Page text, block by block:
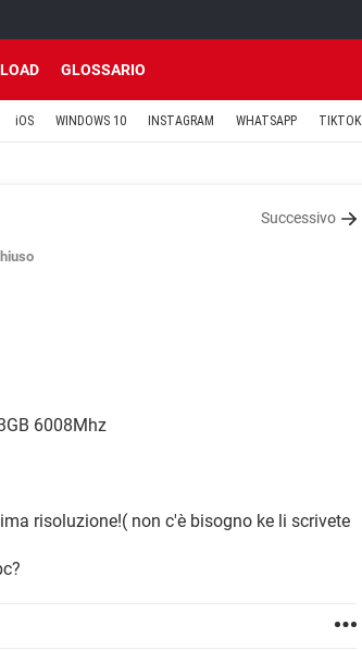
GLOSSARIO
iOS WINDOWS 10 INSTAGRAM WHATSAPP TIKTOK
Successivo
6008Mhz
risoluzione!( non c'è bisogno ke li scrivete